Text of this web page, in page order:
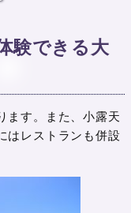
験できる大
ます。また、小露天
はレストランも併設